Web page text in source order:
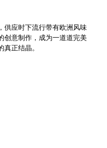
供应时下流行带有欧洲风味
创意制作，成为一道道完美
正结晶。